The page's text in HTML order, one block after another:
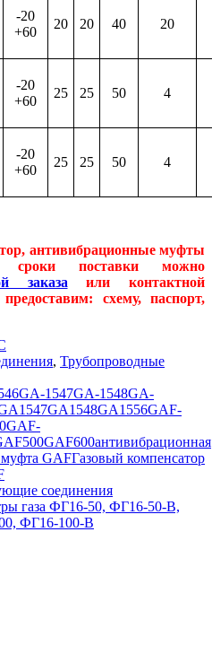
-20
+60
20 20 40 20
-20
+60
25 25 50 4
-20
+60
25 25 50 4
антивибрационные муфты
сроки поставки можно
заказаили контактной
схему, паспорт,
, Трубопроводные
GA-1547GA-1548GA-
GA1548GA1556GAF-
GAF-
GAF600антивибрационная
GAFГазовый компенсатор
соединения
газа ФГ16-50, ФГ16-50-В,
ФГ16-100-В